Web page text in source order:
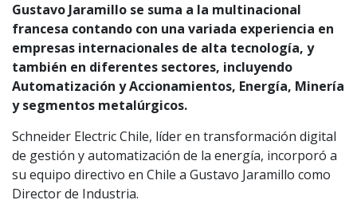
Gustavo Jaramillo se suma a la multinacional
francesa contando con una variada experiencia en
empresas internacionales de alta tecnología, y
también en diferentes sectores, incluyendo
Automatización y Accionamientos, Energía, Minería
y segmentos metalúrgicos.
Schneider Electric Chile, líder en transformación digital
de gestión y automatización de la energía, incorporó a
su equipo directivo en Chile a Gustavo Jaramillo como
Director de Industria.